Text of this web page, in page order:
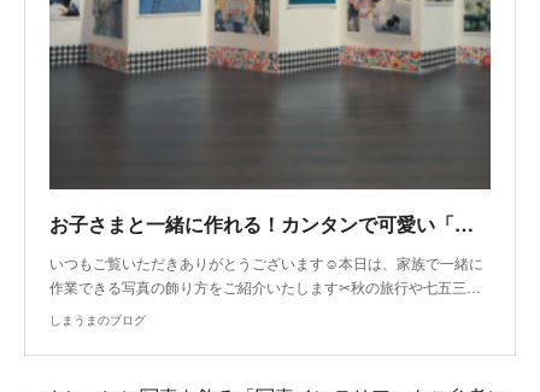
お子さまと一緒に作れる！カンタンで可愛い「じゃばら写真立て」の作り方
いつもご覧いただきありがとうございます☺本日は、家族で一緒に
作業できる写真の飾り方をご紹介いたします✂秋の旅行や七五三…
しまうまのブログ